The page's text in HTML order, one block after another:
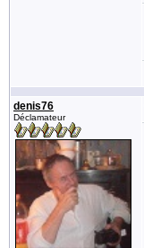
denis76
Déclamateur